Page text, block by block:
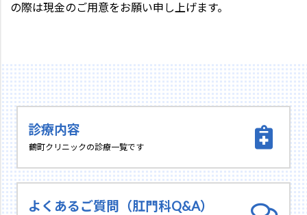
の際は現金のご用意をお願い申し上げます。
診療内容
鶴町クリニックの診療一覧です
よくあるご質問（肛門科Q&A）